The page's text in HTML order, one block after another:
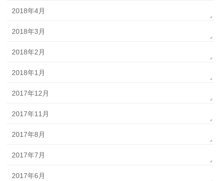
2018年4月
2018年3月
2018年2月
2018年1月
2017年12月
2017年11月
2017年8月
2017年7月
2017年6月